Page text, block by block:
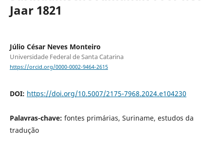
Jaar 1821
Júlio César Neves Monteiro
Universidade Federal de Santa Catarina
https://orcid.org/0000-0002-9464-2615
DOI: https://doi.org/10.5007/2175-7968.2024.e104230
Palavras-chave: fontes primárias, Suriname, estudos da
tradução